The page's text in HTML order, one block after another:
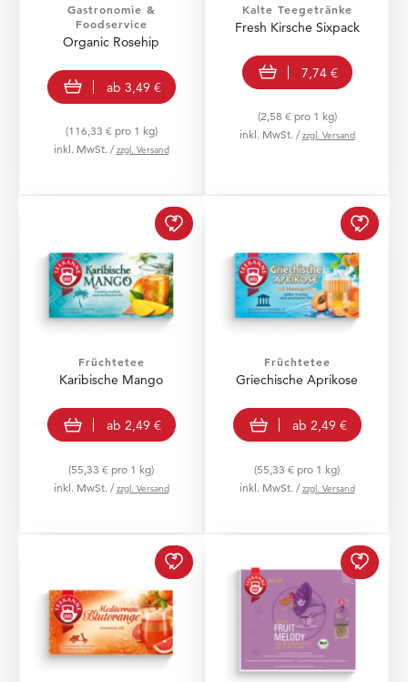
Gastronomie &
Foodservice
Organic Rosehip
view product
ab 3,49 €
(116,33 € pro 1 kg)
inkl. MwSt. /zzgl. Versand
Kalte Teegetränke
Fresh Kirsche Sixpack
In den Warenkorb
7,74 €
(2,58 € pro 1 kg)
inkl. MwSt. /zzgl. Versand
Karibische Mango zur
Früchtetee
Karibische Mango
view product
ab 2,49 €
(55,33 € pro 1 kg)
inkl. MwSt. /zzgl. Versand
Früchtetee
Griechische Aprikose
view product
ab 2,49 €
(55,33 € pro 1 kg)
inkl. MwSt. /zzgl. Versand
Mediterrane